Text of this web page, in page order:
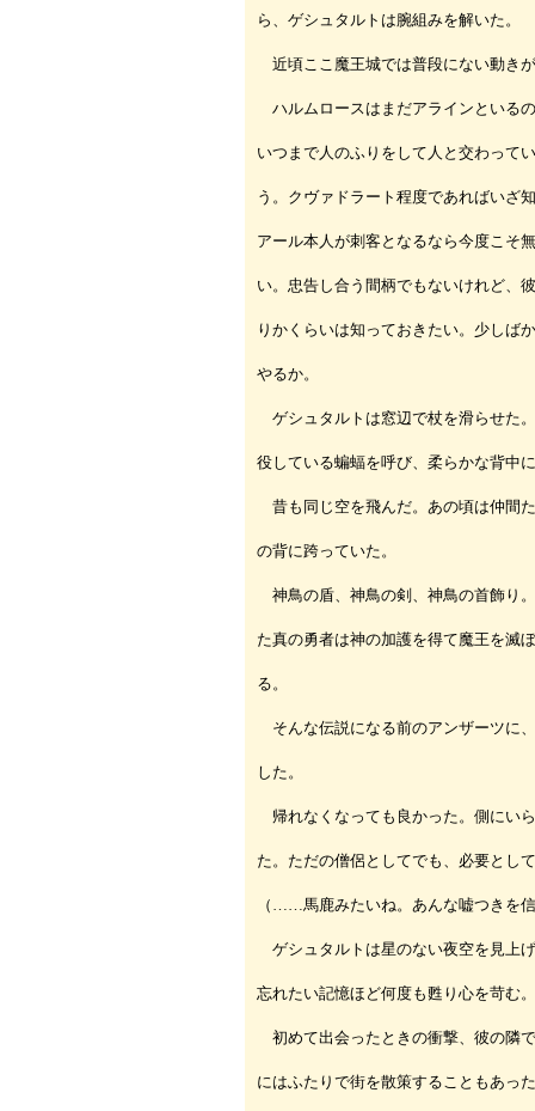
ら、ゲシュタルトは腕組みを解いた。
近頃ここ魔王城では普段にない動き
ハルムロースはまだアラインといる
いつまで人のふりをして人と交わって
う。クヴァドラート程度であればいざ
アール本人が刺客となるなら今度こそ
い。忠告し合う間柄でもないけれど、
りかくらいは知っておきたい。少しば
やるか。
ゲシュタルトは窓辺で杖を滑らせた
役している蝙蝠を呼び、柔らかな背中
昔も同じ空を飛んだ。あの頃は仲間
の背に跨っていた。
神鳥の盾、神鳥の剣、神鳥の首飾り
た真の勇者は神の加護を得て魔王を滅
る。
そんな伝説になる前のアンザーツに
した。
帰れなくなっても良かった。側にい
た。ただの僧侶としてでも、必要とし
（……馬鹿みたいね。あんな嘘つきを
ゲシュタルトは星のない夜空を見上
忘れたい記憶ほど何度も甦り心を苛む。
初めて出会ったときの衝撃、彼の隣
にはふたりで街を散策することもあっ